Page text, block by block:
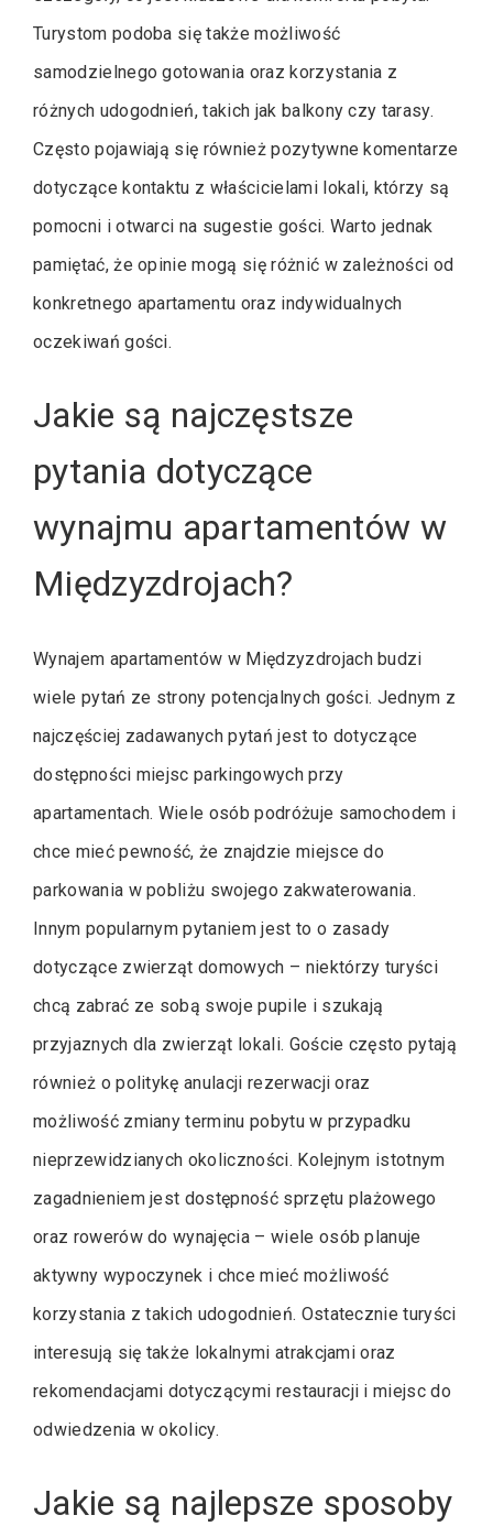
Turystom podoba się także możliwość
samodzielnego gotowania oraz korzystania z
różnych udogodnień, takich jak balkony czy tarasy.
Często pojawiają się również pozytywne komentarze
dotyczące kontaktu z właścicielami lokali, którzy są
pomocni i otwarci na sugestie gości. Warto jednak
pamiętać, że opinie mogą się różnić w zależności od
konkretnego apartamentu oraz indywidualnych
oczekiwań gości.
Jakie są najczęstsze
pytania dotyczące
wynajmu apartamentów w
Międzyzdrojach?
Wynajem apartamentów w Międzyzdrojach budzi
wiele pytań ze strony potencjalnych gości. Jednym z
najczęściej zadawanych pytań jest to dotyczące
dostępności miejsc parkingowych przy
apartamentach. Wiele osób podróżuje samochodem i
chce mieć pewność, że znajdzie miejsce do
parkowania w pobliżu swojego zakwaterowania.
Innym popularnym pytaniem jest to o zasady
dotyczące zwierząt domowych – niektórzy turyści
chcą zabrać ze sobą swoje pupile i szukają
przyjaznych dla zwierząt lokali. Goście często pytają
również o politykę anulacji rezerwacji oraz
możliwość zmiany terminu pobytu w przypadku
nieprzewidzianych okoliczności. Kolejnym istotnym
zagadnieniem jest dostępność sprzętu plażowego
oraz rowerów do wynajęcia – wiele osób planuje
aktywny wypoczynek i chce mieć możliwość
korzystania z takich udogodnień. Ostatecznie turyści
interesują się także lokalnymi atrakcjami oraz
rekomendacjami dotyczącymi restauracji i miejsc do
odwiedzenia w okolicy.
Jakie są najlepsze sposoby